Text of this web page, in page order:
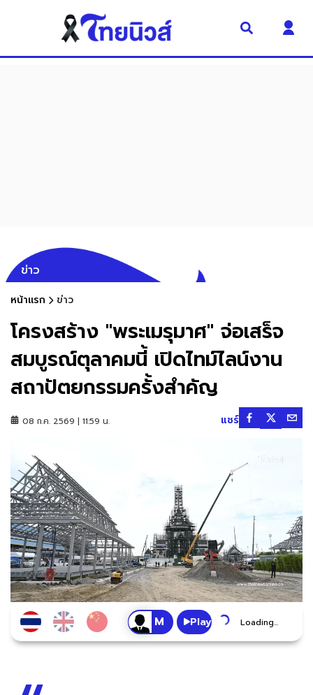
ข่าว
หน้าแรก ข่าว
โครงสร้าง "พระเมรุมาศ" จ่อเสร็จ
สมบูรณ์ตุลาคมนี้ เปิดไทม์ไลน์งาน
สถาปัตยกรรมครั้งสำคัญ
08 ก.ค. 2569 | 11:59 น. แชร์
Play Loading...